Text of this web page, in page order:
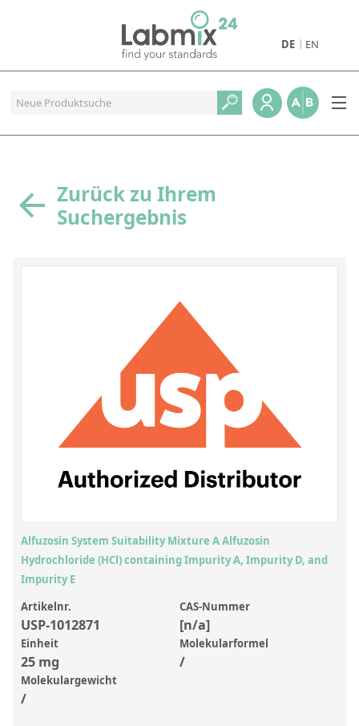
DE EN
Referenzstandards für die Industrie und Geologie
Referenzstandards für die Umweltanalytik
Referenzstandards für physikalische Eigenschaften
Organische Referenzstandards
Anorganische Referenzstandards
Laborvergleichsuntersuchungen (LVU/PT)
Laborbedarf und Verbrauchsmaterialien
Sonstige Standards
Übersicht: Kundenspezifische Standards
Anorganische wässrige Kundenmischungen
Organische Analyten | Rückstandsanalytik
Elementstandards in Öl
Metallstandards | Setting Up Samples (SUS)
Kundenspezifische Polymerstandards
Pharmazeutische und organische Kundensynthesen
Zurück zu Ihrem
Suchergebnis
Alfuzosin System Suitability Mixture A Alfuzosin
Hydrochloride (HCl) containing Impurity A, Impurity D, and
Impurity E
Artikelnr.
USP-1012871
CAS-Nummer
[n/a]
Einheit
25 mg
Molekularformel
/
Molekulargewicht
/